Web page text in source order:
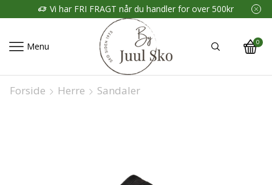
Vi har FRI FRAGT når du handler for over 500kr
Menu 0
Forside Herre Sandaler